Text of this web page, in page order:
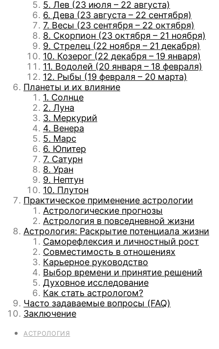
5. Лев (23 июля – 22 августа)
6. Дева (23 августа – 22 сентября)
7. Весы (23 сентября – 22 октября)
8. Скорпион (23 октября – 21 ноября)
9. Стрелец (22 ноября – 21 декабря)
10. Козерог (22 декабря – 19 января)
11. Водолей (20 января – 18 февраля)
12. Рыбы (19 февраля – 20 марта)
Планеты и их влияние
1. Солнце
2. Луна
3. Меркурий
4. Венера
5. Марс
6. Юпитер
7. Сатурн
8. Уран
9. Нептун
10. Плутон
Практическое применение астрологии
Астрологические прогнозы
Астрология в повседневной жизни
Астрология: Раскрытие потенциала жизни
Саморефлексия и личностный рост
Совместимость в отношениях
Карьерное руководство
Выбор времени и принятие решений
Духовное исследование
Как стать астрологом?
Часто задаваемые вопросы (FAQ)
Заключение
АСТРОЛОГИЯ